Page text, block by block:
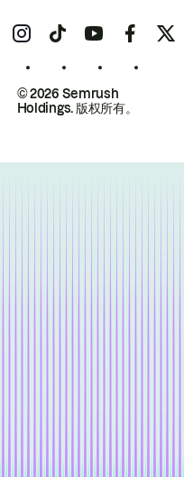
© 2026 Semrush
Holdings. 版权所有。